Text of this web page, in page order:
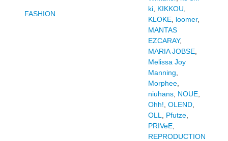
FASHION
ki, KIKKOU
KLOKE, loomer,
MANTAS
EZCARAY,
MARIA JOBSE,
Melissa Joy
Manning
Morphee,
niuhans, NOUE,
Ohh! OLEND,
OLL
Pfutze,
PRIVeE,
REPRODUCTION